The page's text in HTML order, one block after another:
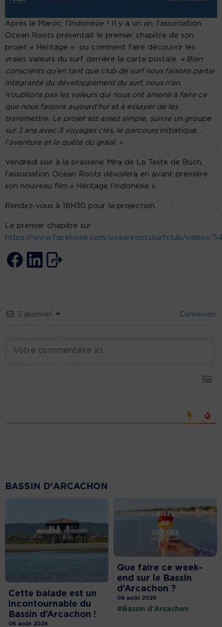
Après le Maroc, l’Indonésie ! Il y a un an, l’association
Ocean Roots présentait le premier chapitre de son
projet « Heritage » ou comment faire découvrir les
vraies valeurs du surf derrière la carte postale.
« Bien
conscients qu’en tant que club de surf nous faisons partie
intégrante du développement du surf, nous n’en
n’oublions pas les valeurs qui nous ont amené à faire ce
que nous faisons aujourd’hui et à essayer de les
transmettre. Le projet est assez simple, suivre un groupe
sur 3 ans avec 3 voyages clés, le parcours initiatique,
l’aventure et la quête du graal. »
Vendredi soir à la brasserie Mira de La Teste de Buch,
l’association Ocean Roots dévoilera en avant première
son nouveau film « Héritage l’Indonésie »
Rendez-vous à 18H30 pour la projection.
Le premier chapitre sur :
https://www.facebook.com/oceanrootssurfclub/videos/
S’abonner Connexion
BASSIN D'ARCACHON
Cette balade est un
incontournable du
Bassin d’Arcachon !
06 août 2026
Que faire ce week-
end sur le Bassin
d’Arcachon ?
06 août 2026
#Bassin d'Arcachon